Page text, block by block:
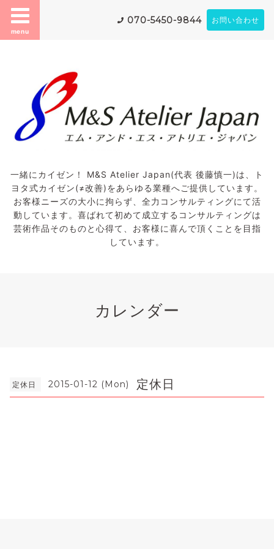
menu
070-5450-9844 お問い合わせ
一緒にカイゼン！ M&S Atelier Japan(代表 後藤慎一)は、ト
ヨタ式カイゼン(≠改善)をあらゆる業種へご提供しています。
お客様ニーズの大小に拘らず、全力コンサルティングにて活
動しています。喜ばれて初めて成立するコンサルティングは
芸術作品そのものと心得て、お客様に喜んで頂くことを目指
しています。
カレンダー
定休日 2015-01-12 (Mon) 定休日